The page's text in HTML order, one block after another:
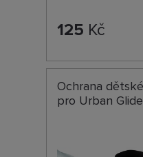
125 Kč
Ochrana
pro Urban